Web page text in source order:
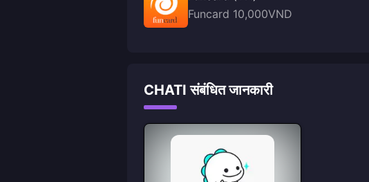
Funcard 10,000VND
CHATI संबंधित जानकारी